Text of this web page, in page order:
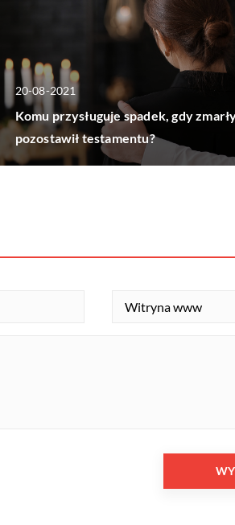
20-08-2021
Komu przysługuje spadek, gdy
pozostawił testamentu?